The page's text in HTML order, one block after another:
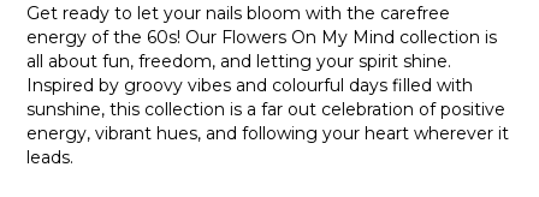
Get ready to let your nails bloom with the carefree
energy of the 60s! Our Flowers On My Mind collection is
all about fun, freedom, and letting your spirit shine.
Inspired by groovy vibes and colourful days filled with
sunshine, this collection is a far out celebration of positive
energy, vibrant hues, and following your heart wherever it
leads.